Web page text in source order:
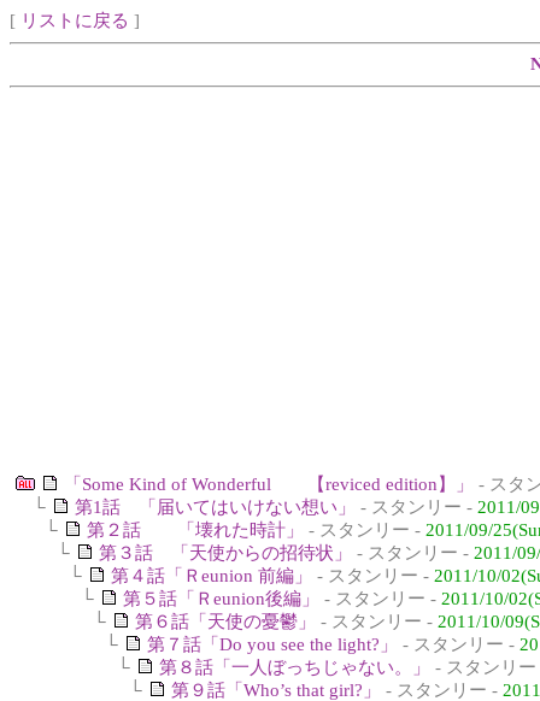
[ リストに戻る ]
「Some Kind of Wonderful 【reviced edition】」
- スタ
└
第1話 「届いてはいけない想い」 - スタンリー - 2011/
└
第２話 「壊れた時計」 - スタンリー - 2011/09/
└
第３話 「天使からの招待状」 - スタンリー - 2011/
└
第４話「Ｒeunion 前編」 - スタンリー - 2011/10/
└
第５話「Ｒeunion後編」 - スタンリー - 2011/10/
└
第６話「天使の憂鬱」 - スタンリー - 2011/10/
└
第７話「Do you see the light?」 - スタンリー -
└
第８話「一人ぼっちじゃない。」
- スタンリ
└
第９話「Who’s that girl?」 - スタンリー -